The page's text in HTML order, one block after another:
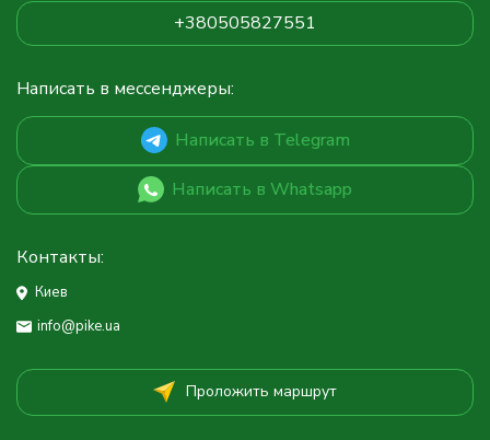
+380505827551
Написать в мессенджеры:
Написать в Telegram
Написать в Whatsapp
Контакты:
Киев
info@pike.ua
Проложить маршрут